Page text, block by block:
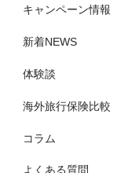
キャンペーン情報
新着NEWS
体験談
海外旅行保険比較
コラム
よくある質問